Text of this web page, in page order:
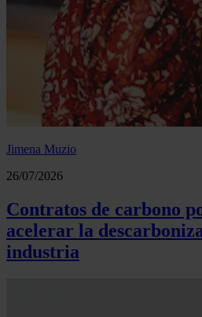
Jimena Muzio
26/07/2026
Contratos de carbono
acelerar la
industria